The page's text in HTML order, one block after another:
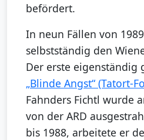
befördert.
In neun Fällen von
selbstständig den
Der erste eigenständig
„Blinde Angst“ (Tatort-
Fahnders Fichtl wurde
von der ARD
bis 1988, arbeitete er